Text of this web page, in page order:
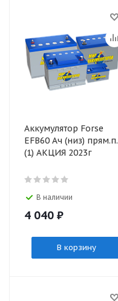
Аккумулятор Forse
EFB60 Ач (низ) прям.п.
(1) АКЦИЯ 2023г
В наличии
4 040 ₽
В корзину